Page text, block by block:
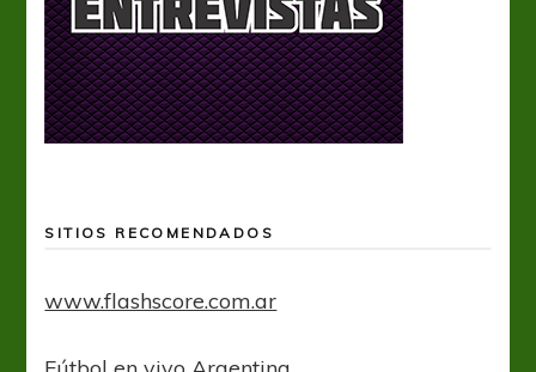
SITIOS RECOMENDADOS
www.flashscore.com.ar